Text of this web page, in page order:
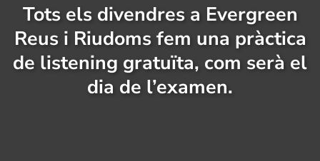
Tots els divendres a Evergreen
Reus i Riudoms fem una pràctica
de listening gratuïta, com serà el
dia de l’examen.